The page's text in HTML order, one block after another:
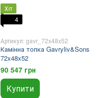
Хіт
4
Артикул: gavr_72x48x52
Камінна топка Gavryliv&Sons
72x48x52
90 547 грн
Купити